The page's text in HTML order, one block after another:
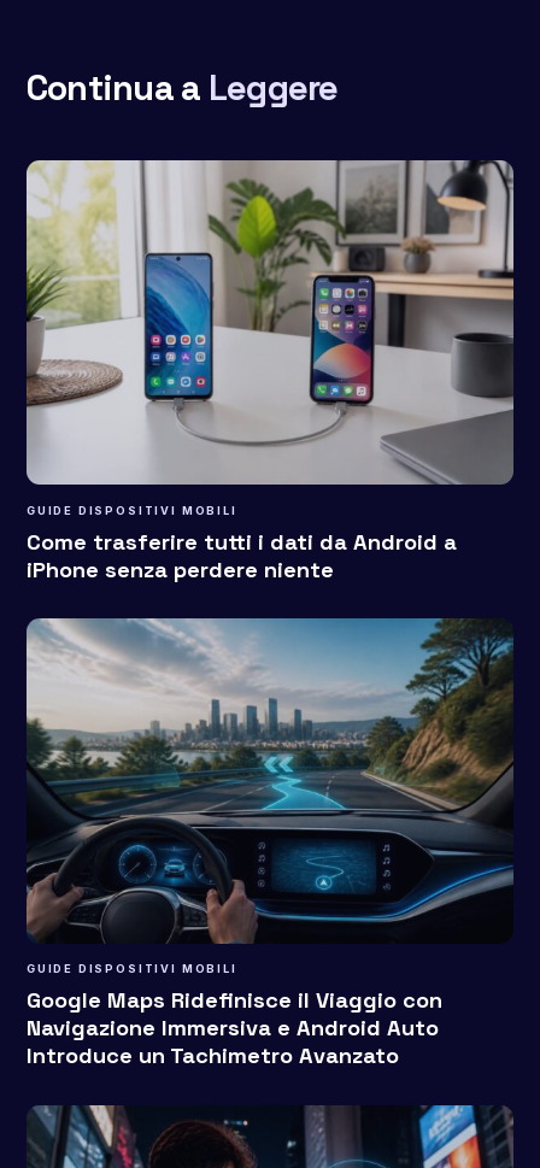
Continua a Leggere
GUIDE DISPOSITIVI MOBILI
Come trasferire tutti i dati da Android a
iPhone senza perdere niente
GUIDE DISPOSITIVI MOBILI
Google Maps Ridefinisce il Viaggio con
Navigazione Immersiva e Android Auto
Introduce un Tachimetro Avanzato